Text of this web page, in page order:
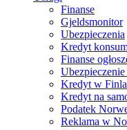
Finanse
Gjeldsmonitor
Ubezpieczenia
Kredyt
Finanse
Kredyt w
Kredyt na
Podatek
Reklama w